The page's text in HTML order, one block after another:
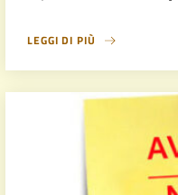
LEGGI DI PIÙ